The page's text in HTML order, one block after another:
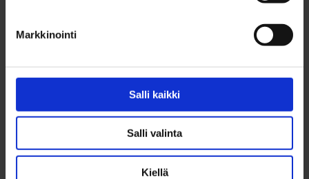
Markkinointi
Salli kaikki
Salli valinta
Kiellä
helmikuu 2021
joulukuu 2020
marraskuu 2020
syyskuu 2020
heinäkuu 2020